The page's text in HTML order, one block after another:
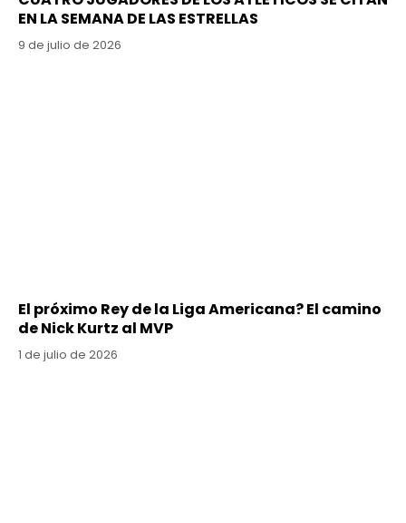
EN LA SEMANA DE LAS ESTRELLAS
9 de julio de 2026
El próximo Rey de la Liga Americana? El camino
de Nick Kurtz al MVP
1 de julio de 2026